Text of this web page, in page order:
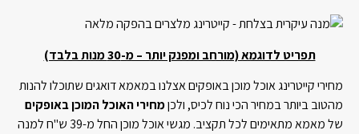
תפריט לדוגמא (מורחב ומפנק יותר – מ-30 מנות בלבד)
מחירי קייטרינג אוכל מוכן באופקים אצלנו במאמא דואגים שתוכלו להנות
מהטוב ביותר במחיר הכי נוח לכיס, ולכןמחירי האוכל המוכן באופקים
של מאמא מתאימים לכל תקציב. מגשי אוכל מוכן החל מ-39 ש"ח למנה